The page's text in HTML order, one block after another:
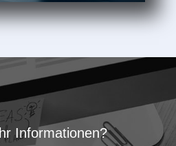
Informationen?